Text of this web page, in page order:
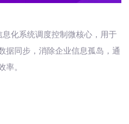
化系统调度控制微核心，用于
据同步，消除企业信息孤岛，通
。